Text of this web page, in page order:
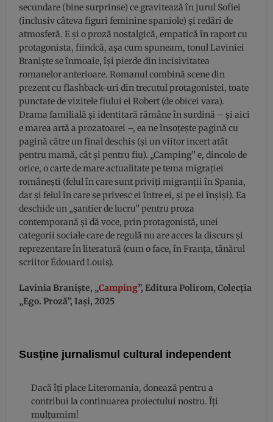
secundare (bine surprinse) ce gravitează în jurul Sofiei
(inclusiv câteva figuri feminine spaniole) și redări de
atmosferă. E și o proză nostalgică, empatică în raport cu
protagonista, fiindcă, așa cum spuneam, tonul Laviniei
Braniște se înmoaie, își pierde din incisivitatea
romanelor anterioare. Romanul combină scene din
prezent cu flashback-uri din trecutul protagonistei, toate
punctate de vizitele fiului ei Robert (de obicei vara).
Drama familială și identitară rămâne în surdină – și aici
e marea artă a prozatoarei –, ea ne însoțește pagină cu
pagină către un final deschis (și un viitor incert atât
pentru mamă, cât și pentru fiu). „Camping” e, dincolo de
orice, o carte de mare actualitate pe tema migrației
românești (felul în care sunt priviți migranții în Spania,
dar și felul în care se privesc ei între ei, și pe ei înșiși). Ea
deschide un „șantier de lucru” pentru proza
contemporană și dă voce, prin protagonistă, unei
categorii sociale care de regulă nu are acces la discurs și
reprezentare în literatură (cum o face, în Franța, tânărul
scriitor Édouard Louis).
Lavinia Braniște, „Camping”, Editura Polirom, Colecția
„Ego. Proză”, Iași, 2025
Susține jurnalismul cultural independent
Dacă îți place Literomania, donează pentru a
contribui la continuarea proiectului nostru. Îți
mulțumim!